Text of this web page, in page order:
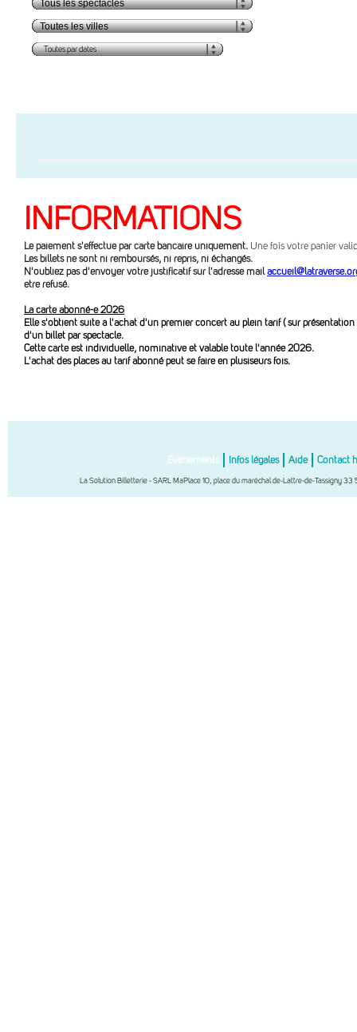
INFORMATIONS
Le paiement s'effectue par carte bancaire uniquement. Une fois votre panier
Les billets ne sont ni remboursés, ni repris, ni échangés.
N'oubliez pas d'envoyer votre justificatif sur l'adresse mail
être refusé.
La carte abonné-e 2026
Elle s'obtient suite à l'achat d'un premier concert au plein tarif ( sur
d'un billet par spectacle.
Cette carte est individuelle, nominative et valable toute l'année 2026.
L'achat des places au tarif abonné peut se faire en plusiseurs fois.
Evénements Infos légales Aide Contact
La Solution Billetterie - SARL MaPlace 10, place du maréchal de-Lattre-de-Tassigny 33